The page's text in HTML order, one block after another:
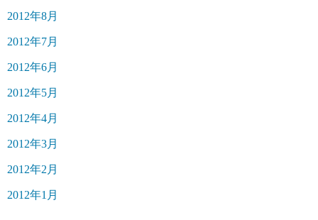
2012年8月
2012年7月
2012年6月
2012年5月
2012年4月
2012年3月
2012年2月
2012年1月